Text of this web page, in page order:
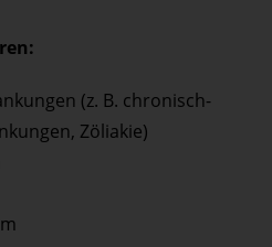
(z. B. chronisch-
Zöliakie)